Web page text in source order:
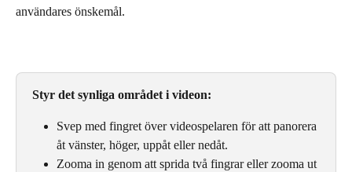
användares önskemål.
Styr det synliga området i videon:
Svep med fingret över videospelaren för att panorera
åt vänster, höger, uppåt eller nedåt.
Zooma in genom att sprida två fingrar eller zooma ut